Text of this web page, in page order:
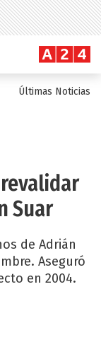
Últimas Noticias
Suar
de Adrián
Aseguró
en 2004.